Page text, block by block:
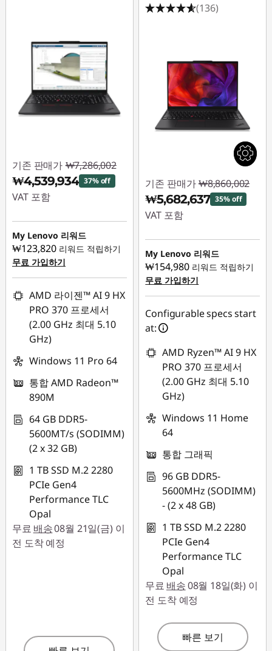
기존 판매가 ₩7,286,002
₩4,539,934 37% off
VAT 포함
즉시 할인: :-
₩2,746,068
My Lenovo 리워드
₩123,820 리워드 적립하기
무료 가입하기
AMD 라이젠™ AI 9 HX
PRO 370 프로세서
(2.00 GHz 최대 5.10
GHz)
Windows 11 Pro 64
통합 AMD Radeon™
890M
64 GB DDR5-
5600MT/s (SODIMM)
(2 x 32 GB)
1 TB SSD M.2 2280
PCIe Gen4
Performance TLC
Opal
무료 배송08월 21일(금) 이
전 도착 예정
(136)
기존 판매가 ₩8,860,002
₩5,682,637 35% off
VAT 포함
즉시 할인: :-
₩3,177,365
My Lenovo 리워드
₩154,980 리워드 적립하기
무료 가입하기
Configurable specs start
at:
AMD Ryzen™ AI 9 HX
PRO 370 프로세서
(2.00 GHz 최대 5.10
GHz)
Windows 11 Home
64
통합 그래픽
96 GB DDR5-
5600MHz (SODIMM)
- (2 x 48 GB)
1 TB SSD M.2 2280
PCIe Gen4
Performance TLC
Opal
무료 배송08월 18일(화) 이
전 도착 예정
빠른 보기